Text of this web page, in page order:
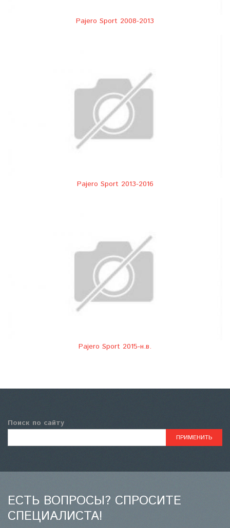
Pajero Sport 2008-2013
Pajero Sport 2013-2016
Pajero Sport 2015-н.в.
Поиск по сайту
ЕСТЬ ВОПРОСЫ? СПРОСИТЕ
СПЕЦИАЛИСТА!